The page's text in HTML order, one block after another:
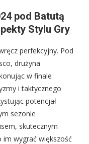
pod Batutą
Stylu Gry
perfekcyjny. Pod
drużyna
w finale
i taktycznego
potencjał
sezonie
skutecznym
im wygrać większość